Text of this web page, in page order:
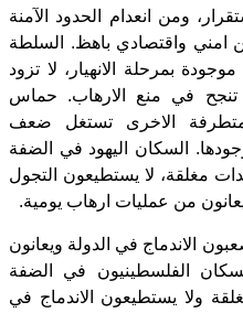
ومن انعدام الحدود الآمنة
امني واقتصادي باهظ. السلطة
بمرحلة الانهيار، لا تزود
تنجح في منع الارهاب. حماس
الاخرى تستغل ضعف
السكان اليهود في الضفة
مغلقة، لا يستطيعون التجول
من عمليات ارهاب يومية.
الاندماج في الدولة ويعانون
الفلسطينيون في الضفة
ولا يستطيعون الاندماج في